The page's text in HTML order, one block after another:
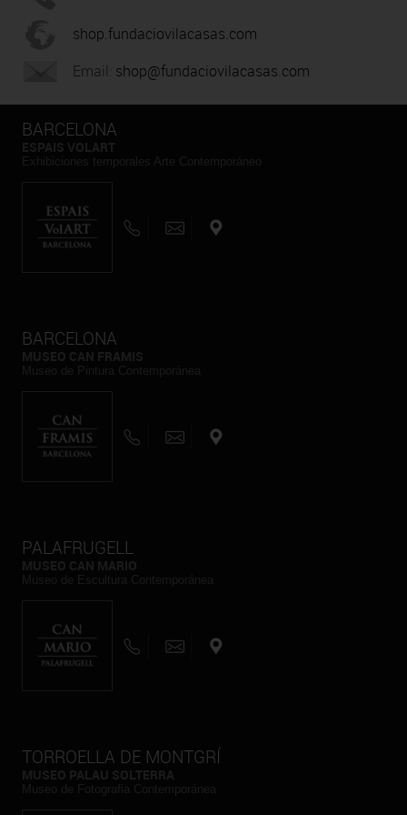
shop.fundaciovilacasas.com
Email: shop@fundaciovilacasas.com
BARCELONA
BARCELONA
PALAFRUGELL
TORROELLA DE MONTGRÍ